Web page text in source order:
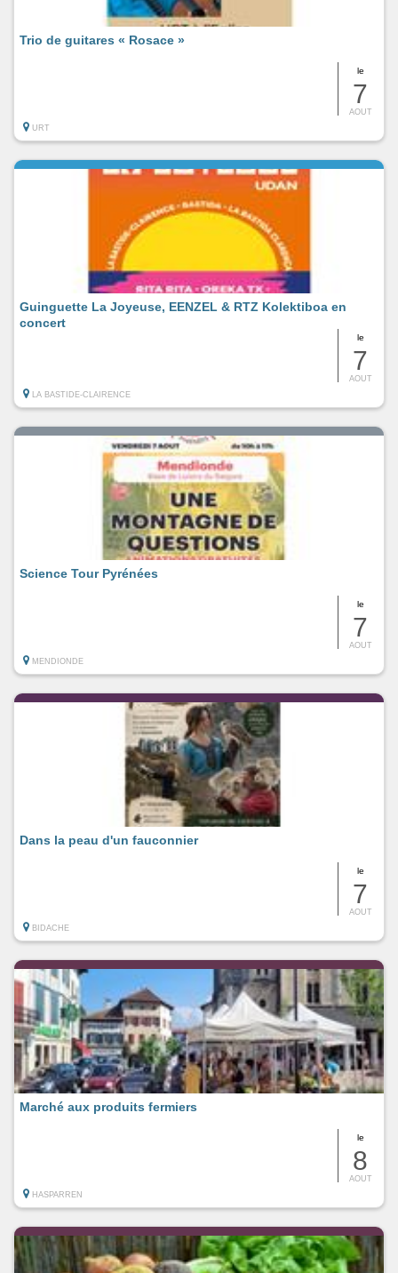
le
7
AOUT
Trio de guitares « Rosace »
URT
le
7
AOUT
Guinguette La Joyeuse, EENZEL & RTZ Kolektiboa en
concert
LA BASTIDE-CLAIRENCE
le
7
AOUT
Science Tour Pyrénées
MENDIONDE
le
7
AOUT
Dans la peau d'un fauconnier
BIDACHE
le
8
AOUT
Marché aux produits fermiers
HASPARREN